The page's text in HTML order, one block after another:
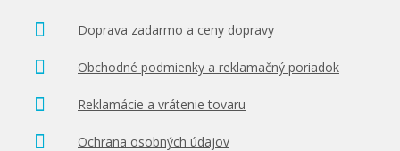
Doprava zadarmo a ceny dopravy
Obchodné podmienky a reklamačný poriadok
Reklamácie a vrátenie tovaru
Ochrana osobných údajov